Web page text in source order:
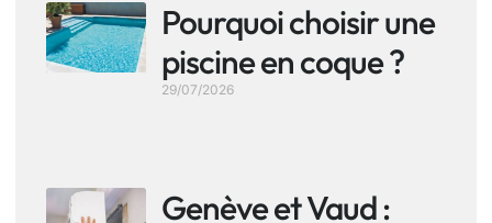
Pourquoi choisir une
piscine en coque ?
29/07/2026
Genève et Vaud :